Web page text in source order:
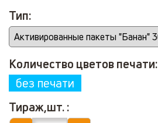
Тип:
Количество цветов печати:
без печати
Тираж,шт. :